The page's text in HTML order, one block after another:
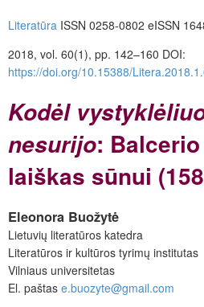
Literatūra ISSN 0258-0802 eISSN
2018, vol. 60(1), pp. 142–160 DOI:
https://doi.org/10.15388/
Kodėl
nesurijo:
laiškas sūnui
Eleonora Buožytė
Lietuvių literatūros katedra
Literatūros ir kultūros tyrimų institutas
Vilniaus universitetas
El. paštas e.buozyte@gmail.com